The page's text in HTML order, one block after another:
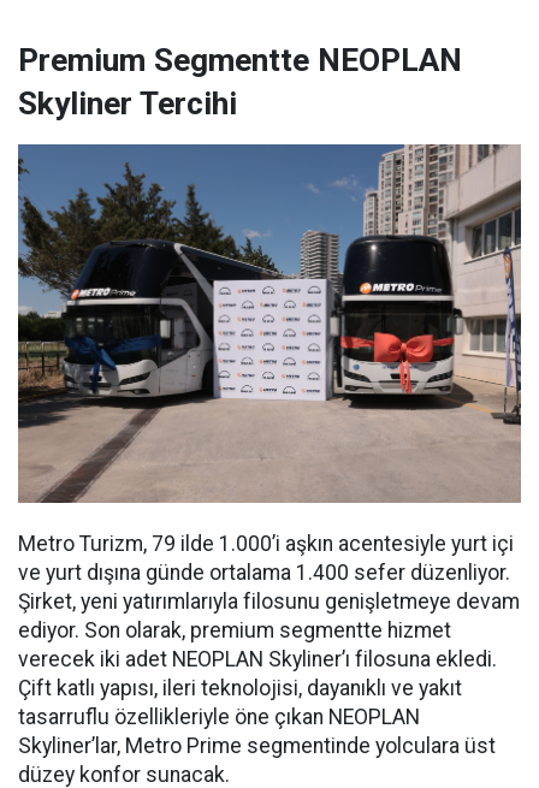
Premium Segmentte NEOPLAN
Skyliner Tercihi
Metro Turizm, 79 ilde 1.000’i aşkın acentesiyle yurt içi
ve yurt dışına günde ortalama 1.400 sefer düzenliyor.
Şirket, yeni yatırımlarıyla filosunu genişletmeye devam
ediyor. Son olarak, premium segmentte hizmet
verecek iki adet NEOPLAN Skyliner’ı filosuna ekledi.
Çift katlı yapısı, ileri teknolojisi, dayanıklı ve yakıt
tasarruflu özellikleriyle öne çıkan NEOPLAN
Skyliner’lar, Metro Prime segmentinde yolculara üst
düzey konfor sunacak.